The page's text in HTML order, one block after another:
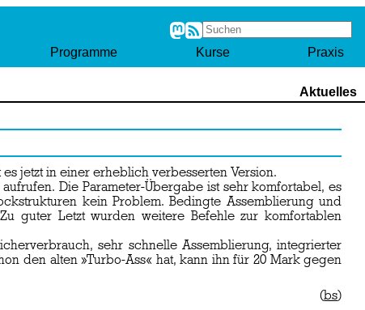
Programme Kurse Praxis
Aktuelles
jetzt in einer erheblich verbesserten Version.
Die Parameter-Übergabe ist sehr komfortabel, es
kein Problem. Bedingte Assemblierung und
guter Letzt wurden weitere Befehle zur komfortablen
sehr schnelle Assemblierung, integrierter
den alten »Turbo-Ass« hat, kann ihn für 20 Mark gegen
(bs)